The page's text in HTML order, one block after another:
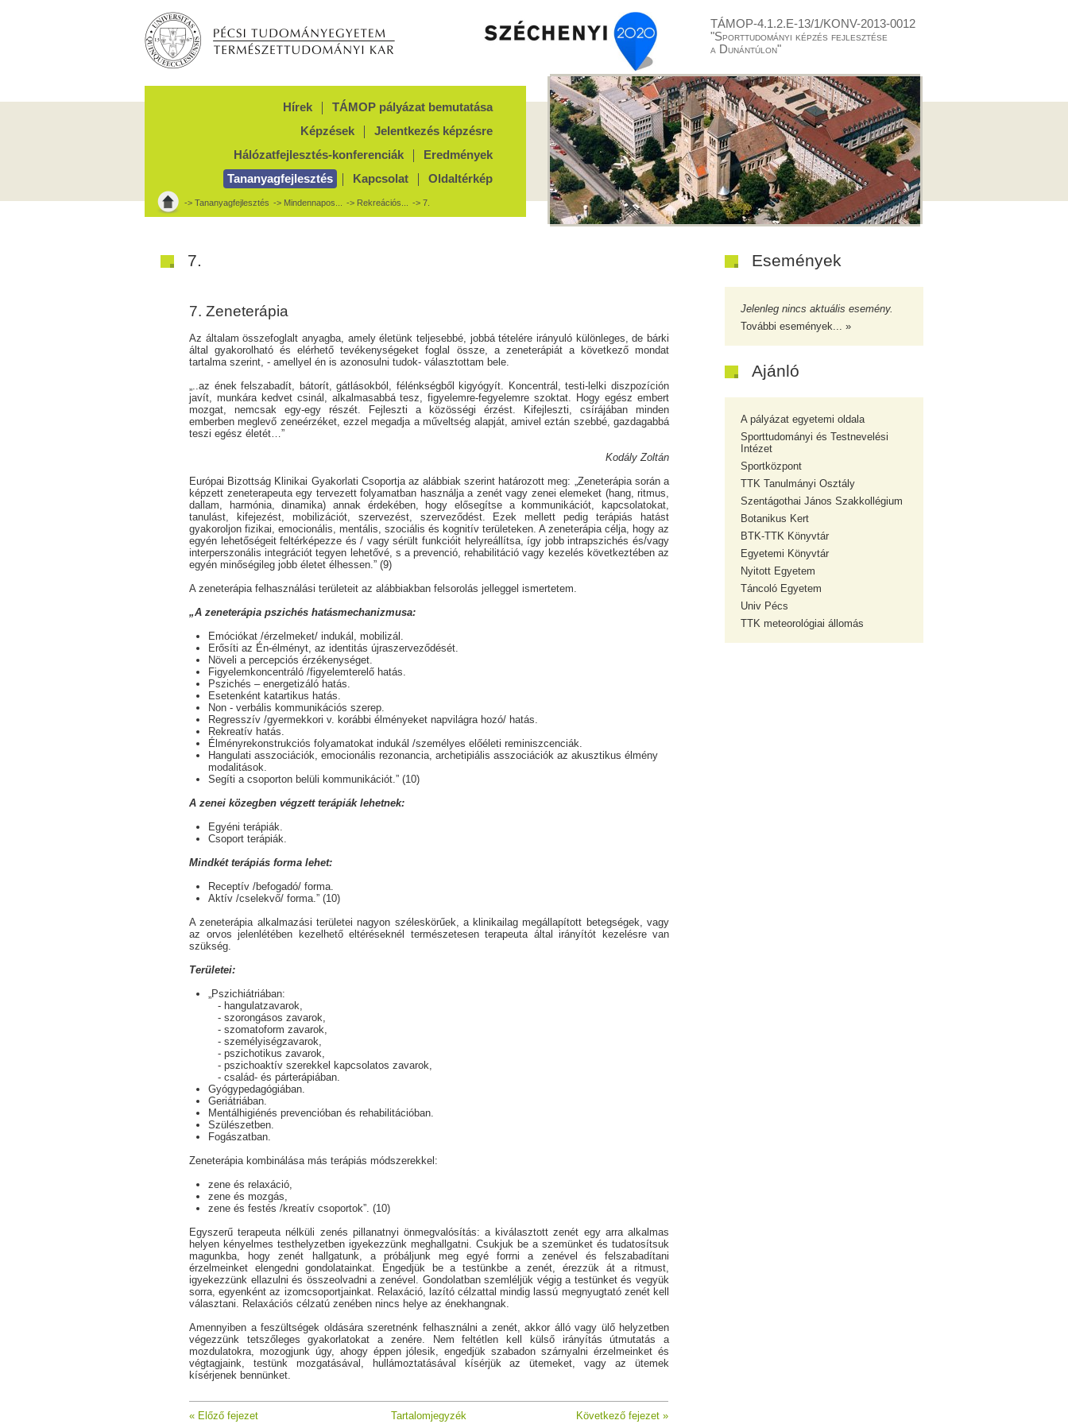
TÁMOP-4.1.2.E-13/1/KONV-2013-0012
"Sporttudományi képzés fejlesztése
a Dunántúlon"
Hírek
TÁMOP pályázat bemutatása
Képzések
Jelentkezés képzésre
Hálózatfejlesztés-konferenciák
Eredmények
Tananyagfejlesztés
Kapcsolat Oldaltérkép
-> Tananyagfejlesztés -> Mindennapos... -> Rekreációs... -> 7.
7.
7. Zeneterápia
Az általam összefoglalt anyagba, amely életünk teljesebbé, jobbá tételére irányuló különleges, de bárki
által gyakorolható és elérhető tevékenységeket foglal össze, a zeneterápiát a következő mondat
tartalma szerint, - amellyel én is azonosulni tudok- választottam bele.
„..az ének felszabadít, bátorít, gátlásokból, félénkségből kigyógyít. Koncentrál, testi-lelki diszpozíción
javít, munkára kedvet csinál, alkalmasabbá tesz, figyelemre-fegyelemre szoktat. Hogy egész embert
mozgat, nemcsak egy-egy részét. Fejleszti a közösségi érzést. Kifejleszti, csírájában minden
emberben meglevő zeneérzéket, ezzel megadja a műveltség alapját, amivel eztán szebbé, gazdagabbá
teszi egész életét…”
Kodály Zoltán
Európai Bizottság Klinikai Gyakorlati Csoportja az alábbiak szerint határozott meg: „Zeneterápia során a
képzett zeneterapeuta egy tervezett folyamatban használja a zenét vagy zenei elemeket (hang, ritmus,
dallam, harmónia, dinamika) annak érdekében, hogy elősegítse a kommunikációt, kapcsolatokat,
tanulást, kifejezést, mobilizációt, szervezést, szerveződést. Ezek mellett pedig terápiás hatást
gyakoroljon fizikai, emocionális, mentális, szociális és kognitív területeken. A zeneterápia célja, hogy az
egyén lehetőségeit feltérképezze és / vagy sérült funkcióit helyreállítsa, így jobb intrapszichés és/vagy
interperszonális integrációt tegyen lehetővé, s a prevenció, rehabilitáció vagy kezelés következtében az
egyén minőségileg jobb életet élhessen.” (9)
A zeneterápia felhasználási területeit az alábbiakban felsorolás jelleggel ismertetem.
„A zeneterápia pszichés hatásmechanizmusa:
Emóciókat /érzelmeket/ indukál, mobilizál.
Erősíti az Én-élményt, az identitás újraszerveződését.
Növeli a percepciós érzékenységet.
Figyelemkoncentráló /figyelemterelő hatás.
Pszichés – energetizáló hatás.
Esetenként katartikus hatás.
Non - verbális kommunikációs szerep.
Regresszív /gyermekkori v. korábbi élményeket napvilágra hozó/ hatás.
Rekreatív hatás.
Élményrekonstrukciós folyamatokat indukál /személyes előéleti reminiszcenciák.
Hangulati asszociációk, emocionális rezonancia, archetipiális asszociációk az akusztikus élmény
modalitások.
Segíti a csoporton belüli kommunikációt.” (10)
A zenei közegben végzett terápiák lehetnek:
Egyéni terápiák.
Csoport terápiák.
Mindkét terápiás forma lehet:
Receptív /befogadó/ forma.
Aktív /cselekvő/ forma.” (10)
A zeneterápia alkalmazási területei nagyon széleskörűek, a klinikailag megállapított betegségek, vagy
az orvos jelenlétében kezelhető eltéréseknél természetesen terapeuta által irányítót kezelésre van
szükség.
Területei:
„Pszichiátriában:
hangulatzavarok,
szorongásos zavarok,
szomatoform zavarok,
személyiségzavarok,
pszichotikus zavarok,
pszichoaktív szerekkel kapcsolatos zavarok,
család- és párterápiában.
Gyógypedagógiában.
Geriátriában.
Mentálhigiénés prevencióban és rehabilitációban.
Szülészetben.
Fogászatban.
Zeneterápia kombinálása más terápiás módszerekkel:
zene és relaxáció,
zene és mozgás,
zene és festés /kreatív csoportok”. (10)
Egyszerű terapeuta nélküli zenés pillanatnyi önmegvalósítás: a kiválasztott zenét egy arra alkalmas
helyen kényelmes testhelyzetben igyekezzünk meghallgatni. Csukjuk be a szemünket és tudatosítsuk
magunkba, hogy zenét hallgatunk, a próbáljunk meg egyé forrni a zenével és felszabadítani
érzelmeinket elengedni gondolatainkat. Engedjük be a testünkbe a zenét, érezzük át a ritmust,
igyekezzünk ellazulni és összeolvadni a zenével. Gondolatban szemléljük végig a testünket és vegyük
sorra, egyenként az izomcsoportjainkat. Relaxáció, lazító célzattal mindig lassú megnyugtató zenét kell
választani. Relaxációs célzatú zenében nincs helye az énekhangnak.
Amennyiben a feszültségek oldására szeretnénk felhasználni a zenét, akkor álló vagy ülő helyzetben
végezzünk tetszőleges gyakorlatokat a zenére. Nem feltétlen kell külső irányítás útmutatás a
mozdulatokra, mozogjunk úgy, ahogy éppen jólesik, engedjük szabadon szárnyalni érzelmeinket és
végtagjaink, testünk mozgatásával, hullámoztatásával kísérjük az ütemeket, vagy az ütemek
kísérjenek bennünket.
« Előző fejezet Tartalomjegyzék Következő fejezet »
Események
Jelenleg nincs aktuális esemény.
További események... »
Ajánló
A pályázat egyetemi oldala
Sporttudományi és Testnevelési
Intézet
Sportközpont
TTK Tanulmányi Osztály
Szentágothai János Szakkollégium
Botanikus Kert
BTK-TTK Könyvtár
Egyetemi Könyvtár
Nyitott Egyetem
Táncoló Egyetem
Univ Pécs
TTK meteorológiai állomás